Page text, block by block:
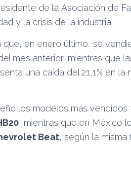
de la Asociación de
y la crisis de la industria.
en enero último, se
mes anterior, mientras que
una caída del 21,1% en la
los modelos más vendidos
, mientras que en México
Beat, según la misma